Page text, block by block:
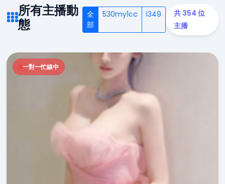
所有主播動
態
全
部
530my1cc i349
共 354 位
主播
一對一忙線中